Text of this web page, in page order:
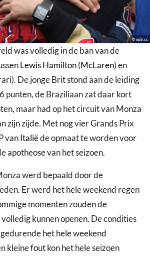
© xpb.cc
was volledig in de ban van de
Lewis Hamilton(McLaren) en
De jonge Brit stond aan de leiding
punten, de Braziliaan zat daar kort
maar had op het circuit van Monza
zijn zijde. Met nog vier Grands Prix
vanItaliëde opmaat te worden voor
apotheose van het seizoen.
werd bepaald door de
Er werd het hele weekend regen
momenten zouden de
kunnen openen. De condities
het hele weekend
kleine fout kon het hele seizoen